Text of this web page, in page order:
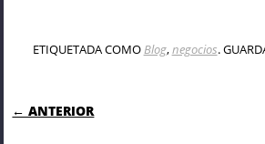
ETIQUETADA COMOBlog,negocios.
NAVEGACIÓN DE
← ANTERIOR